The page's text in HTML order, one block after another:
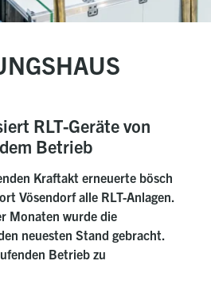
RLT-Geräte von
Betrieb
Kraftakt erneuerte bösch
Vösendorf alle RLT-Anlagen.
Monaten wurde die
neuesten Stand gebracht.
Betrieb zu